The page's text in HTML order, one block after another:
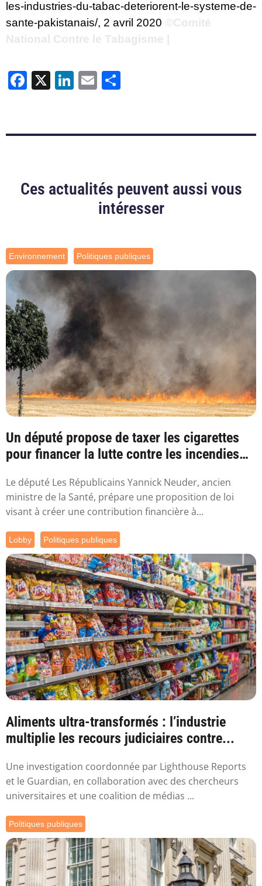
les-industries-du-tabac-deteriorent-le-systeme-de-
sante-pakistanais/, 2 avril 2020
Facebook
X LinkedIn
Email
Ces actualités peuvent aussi vous
intéresser
Environnement Politiques publiques
Un député propose de taxer les cigarettes
pour financer la lutte contre les incendies
Le député Les Républicains Yannick Neuder, ancien
ministre de la Santé, prépare une proposition de loi
visant à créer une contribution financière à...
Lobby Politiques publiques
Aliments ultra-transformés : l’industrie
multiplie les recours judiciaires contre...
Une investigation coordonnée par Lighthouse Reports
et le Guardian, en collaboration avec des chercheurs
universitaires et une coalition de médias ...
Politiques publiques